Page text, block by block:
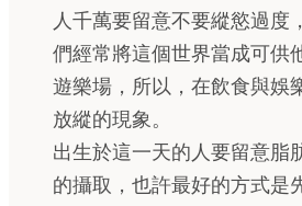
人千萬要留意不要縱慾過度
們經常將這個世界當成可供
遊樂場，所以，在飲食與娛
放縱的現象。
出生於這一天的人要留意脂
的攝取，也許最好的方式是